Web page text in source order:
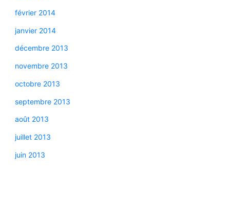
février 2014
janvier 2014
décembre 2013
novembre 2013
octobre 2013
septembre 2013
août 2013
juillet 2013
juin 2013